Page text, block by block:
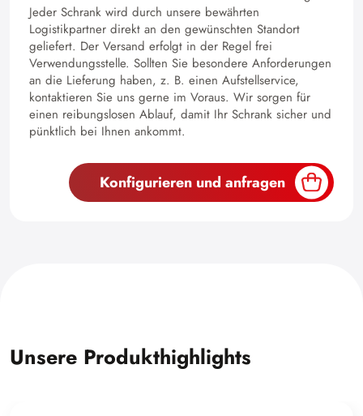
Jeder Schrank wird durch unsere bewährten
Logistikpartner direkt an den gewünschten Standort
geliefert. Der Versand erfolgt in der Regel frei
Verwendungsstelle. Sollten Sie besondere Anforderungen
an die Lieferung haben, z. B. einen Aufstellservice,
kontaktieren Sie uns gerne im Voraus. Wir sorgen für
einen reibungslosen Ablauf, damit Ihr Schrank sicher und
pünktlich bei Ihnen ankommt.
Konfigurieren und anfragen
Unsere Produkthighlights